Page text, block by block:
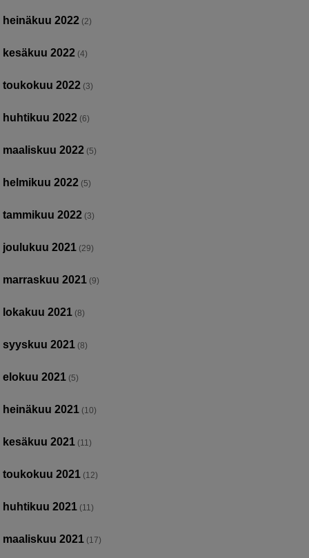
heinäkuu 2022 (2)
kesäkuu 2022 (4)
toukokuu 2022 (3)
huhtikuu 2022 (6)
maaliskuu 2022 (5)
helmikuu 2022 (5)
tammikuu 2022 (3)
joulukuu 2021 (29)
marraskuu 2021 (9)
lokakuu 2021 (8)
syyskuu 2021 (8)
elokuu 2021 (5)
heinäkuu 2021 (10)
kesäkuu 2021 (11)
toukokuu 2021 (12)
huhtikuu 2021 (11)
maaliskuu 2021 (17)